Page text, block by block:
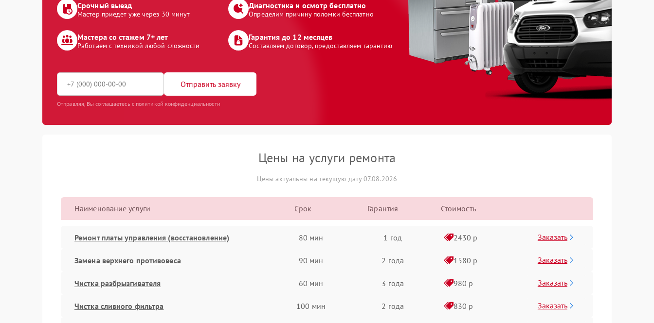
Срочный выезд
Мастер приедет уже через 30 минут
Диагностика и осмотр бесплатно
Определим причину поломки бесплатно
Мастера со стажем 7+ лет
Работаем с техникой любой сложности
Гарантия до 12 месяцев
Составляем договор, предоставляем гарантию
Отправить заявку
Отправляя, Вы соглашаетесь с политикой конфиденциальности
Цены на услуги ремонта
Цены актуальны на текущую дату 07.08.2026
Наименование услуги Срок Гарантия Стоимость
Ремонт платы управления (восстановление) 80 мин 1 год 2430 р Заказать
Замена верхнего противовеса 90 мин 2 года 1580 р Заказать
Чистка разбрызгивателя 60 мин 3 года 980 р Заказать
Чистка сливного фильтра 100 мин 2 года 830 р Заказать